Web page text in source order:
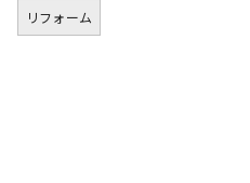
リフォーム